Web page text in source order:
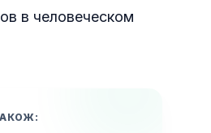
в человеческом